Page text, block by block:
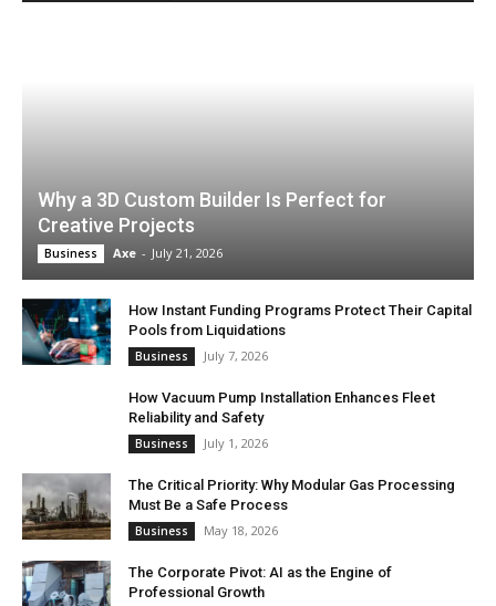
Why a 3D Custom Builder Is Perfect for
Creative Projects
Business Axe - July 21, 2026
How Instant Funding Programs Protect Their Capital
Pools from Liquidations
Business July 7, 2026
How Vacuum Pump Installation Enhances Fleet
Reliability and Safety
Business July 1, 2026
The Critical Priority: Why Modular Gas Processing
Must Be a Safe Process
Business May 18, 2026
The Corporate Pivot: AI as the Engine of
Professional Growth